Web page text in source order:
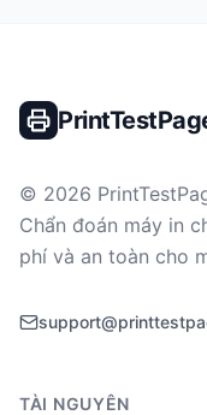
© 2026
Chẩn đoán máy in
phí và an toàn cho
TÀI NGUYÊN